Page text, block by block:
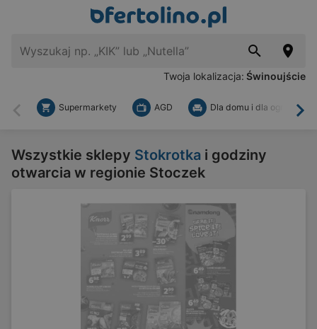
Twoja lokalizacja: Świnoujście
Wstecz
Supermarkety AGD Dla domu i dla ogrodu
Wszystkie sklepy Stokrotka i godziny
otwarcia w regionie Stoczek